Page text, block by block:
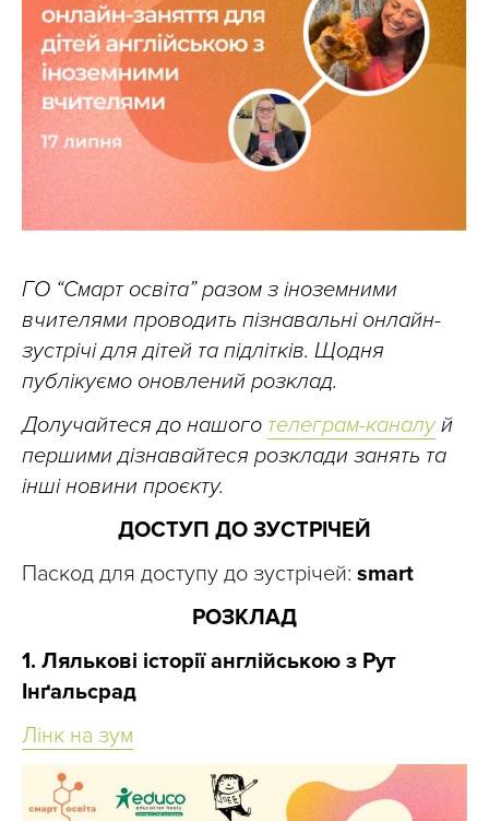
ГО “Смарт освіта” разом з іноземними
вчителями проводить пізнавальні онлайн-
зустрічі для дітей та підлітків. Щодня
публікуємо оновлений розклад.
Долучайтеся до нашого телеграм-каналуй
першими дізнавайтеся розклади занять та
інші новини проєкту.
ДОСТУП ДО ЗУСТРІЧЕЙ
Паскод для доступу до зустрічей: smart
РОЗКЛАД
1. Лялькові історії англійською з Рут
Інґальсрад
Лінк на зум